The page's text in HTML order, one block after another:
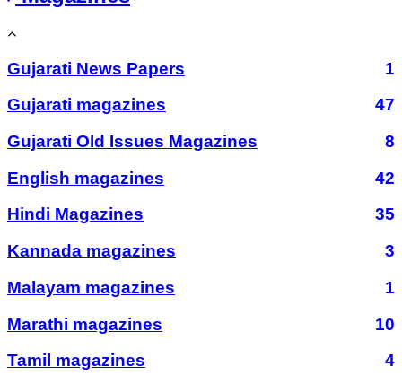
Gujarati News Papers
1
Gujarati magazines
47
Gujarati Old Issues Magazines
8
English magazines
42
Hindi Magazines
35
Kannada magazines
3
Malayam magazines
1
Marathi magazines
10
Tamil magazines
4